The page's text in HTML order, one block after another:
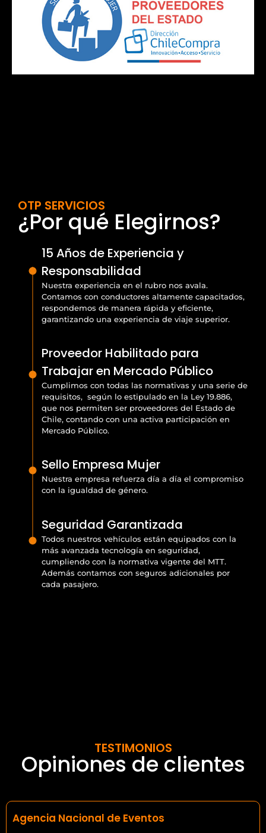
OTP SERVICIOS
¿Por qué Elegirnos?
15 Años de Experiencia y
Responsabilidad
Nuestra experiencia en el rubro nos avala.
Contamos con conductores altamente capacitados,
respondemos de manera rápida y eficiente,
garantizando una experiencia de viaje superior.
Proveedor Habilitado para
Trabajar en Mercado Público
Cumplimos con todas las normativas y una serie de
requisitos, según lo estipulado en la Ley 19.886,
que nos permiten ser proveedores del Estado de
Chile, contando con una activa participación en
Mercado Público.
Sello Empresa Mujer
Nuestra empresa refuerza día a día el compromiso
con la igualdad de género.
Seguridad Garantizada
Todos nuestros vehículos están equipados con la
más avanzada tecnología en seguridad,
cumpliendo con la normativa vigente del MTT.
Además contamos con seguros adicionales por
cada pasajero.
TESTIMONIOS
Opiniones de clientes
Agencia Nacional de Eventos